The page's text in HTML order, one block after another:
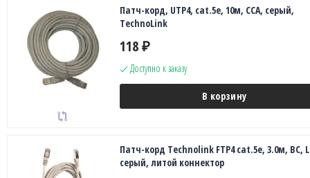
Патч-корд, UTP4, cat.5е, 10м, CCA, серый,
TechnoLink
118 ₽
Доступно к заказу
В корзину
Патч-корд Technolink FTP4 cat.5е, 3.0м, BC,
серый, литой коннектор